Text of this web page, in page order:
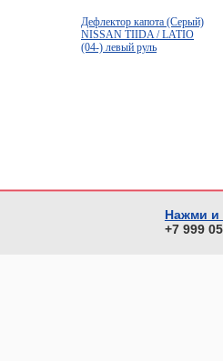
Дефлектор капота (Серый)
NISSAN TIIDA / LATIO
(04-) левый руль
Нажми и
+7 999